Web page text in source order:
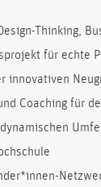
Thinking,
für echte
innovativen
Coaching für